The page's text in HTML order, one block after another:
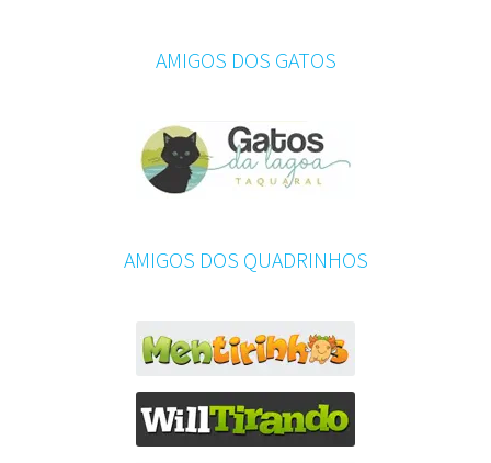
AMIGOS DOS GATOS
AMIGOS DOS QUADRINHOS